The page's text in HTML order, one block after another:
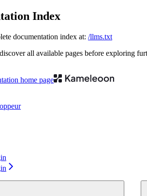
Index
documentation index at: /llms.txt
all available pages before exploring
home page